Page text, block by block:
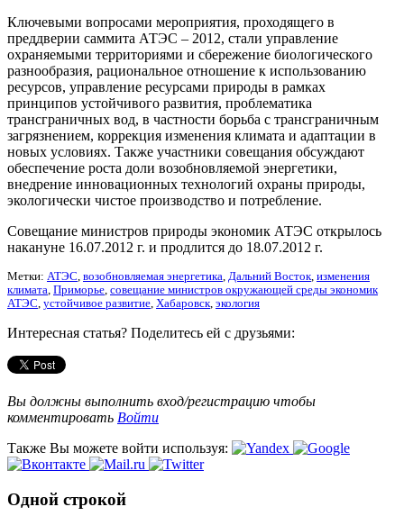
Ключевыми вопросами мероприятия, проходящего в
преддверии саммита АТЭС – 2012, стали управление
охраняемыми территориями и сбережение биологического
разнообразия, рациональное отношение к использованию
ресурсов, управление ресурсами природы в рамках
принципов устойчивого развития, проблематика
трансграничных вод, в частности борьба с трансграничным
загрязнением, коррекция изменения климата и адаптации в
новых условиях. Также участники совещания обсуждают
обеспечение роста доли возобновляемой энергетики,
внедрение инновационных технологий охраны природы,
экологически чистое производство и потребление.
Совещание министров природы экономик АТЭС открылось
накануне 16.07.2012 г. и продлится до 18.07.2012 г.
Метки: АТЭС, возобновляемая энергетика, Дальний Восток, изменения
климата, Приморье, совещание министров окружающей среды экономик
АТЭС, устойчивое развитие, Хабаровск, экология
Интересная статья? Поделитесь ей с друзьями:
Вы должны выполнить вход/регистрацию чтобы
комментировать Войти
Также Вы можете войти используя:
Одной строкой